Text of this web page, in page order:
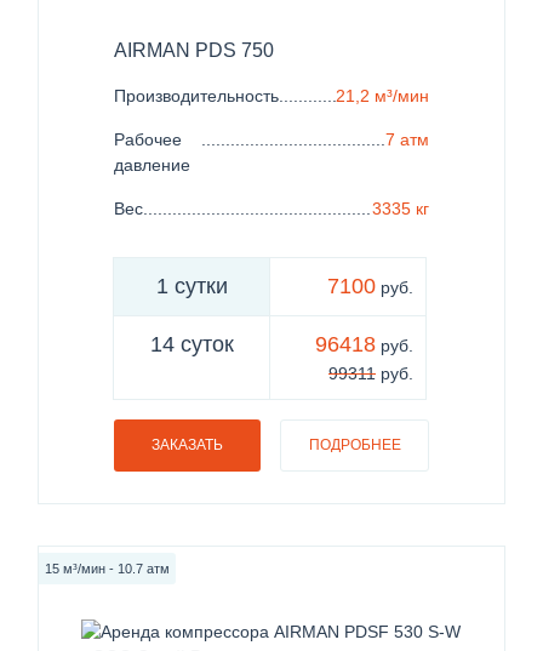
AIRMAN PDS 750
Производительность 21,2 м³/мин
Рабочее
давление
7 атм
Вес 3335 кг
1 сутки 7100 руб.
14 суток 96418 руб.
99311 руб.
ЗАКАЗАТЬ ПОДРОБНЕЕ
15 м³/мин - 10.7 атм